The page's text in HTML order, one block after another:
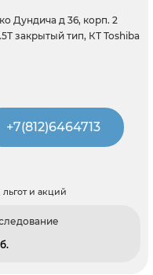
Дундича д 36, корп. 2
закрытый тип, КТ Toshiba
+7(812)6464713
и акций